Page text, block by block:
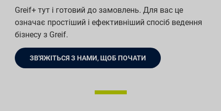
Greif+ тут і готовий до замовлень. Для вас це
означає простіший і ефективніший спосіб ведення
бізнесу з Greif.
ЗВ'ЯЖІТЬСЯ З НАМИ, ЩОБ ПОЧАТИ